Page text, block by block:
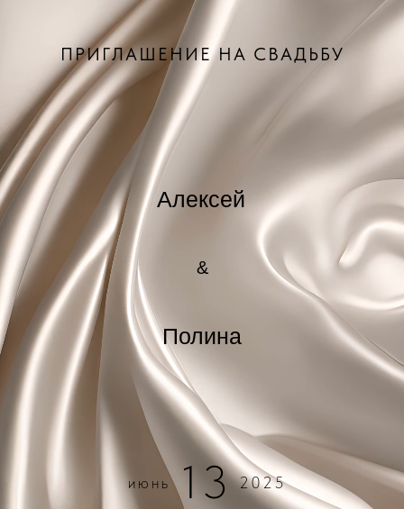
июнь 13 2025
ПРИГЛАШЕНИЕ НА СВАДЬБУ
Алексей
Полина
&